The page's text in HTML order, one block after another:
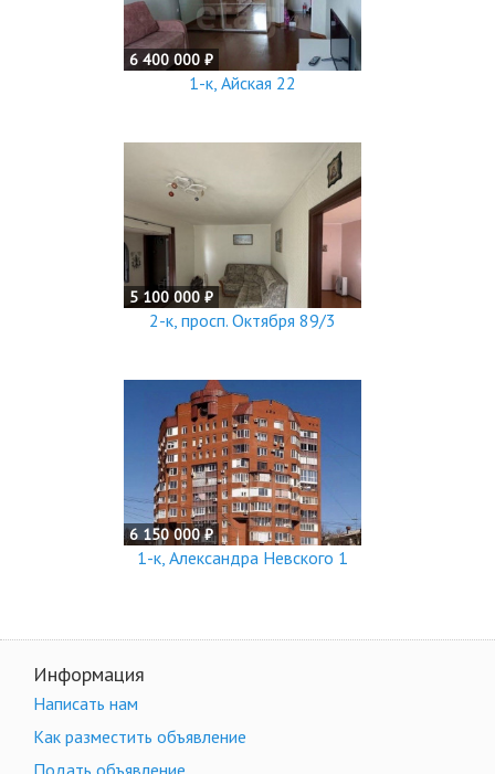
6 400 000 ₽
1-к, Айская 22
5 100 000 ₽
2-к, просп. Октября 89/3
6 150 000 ₽
1-к, Александра Невского 1
Информация
Написать нам
Как разместить объявление
Подать объявление